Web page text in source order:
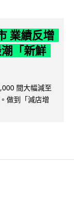
業績反增
「新鮮
間大幅減至
做到「減店增